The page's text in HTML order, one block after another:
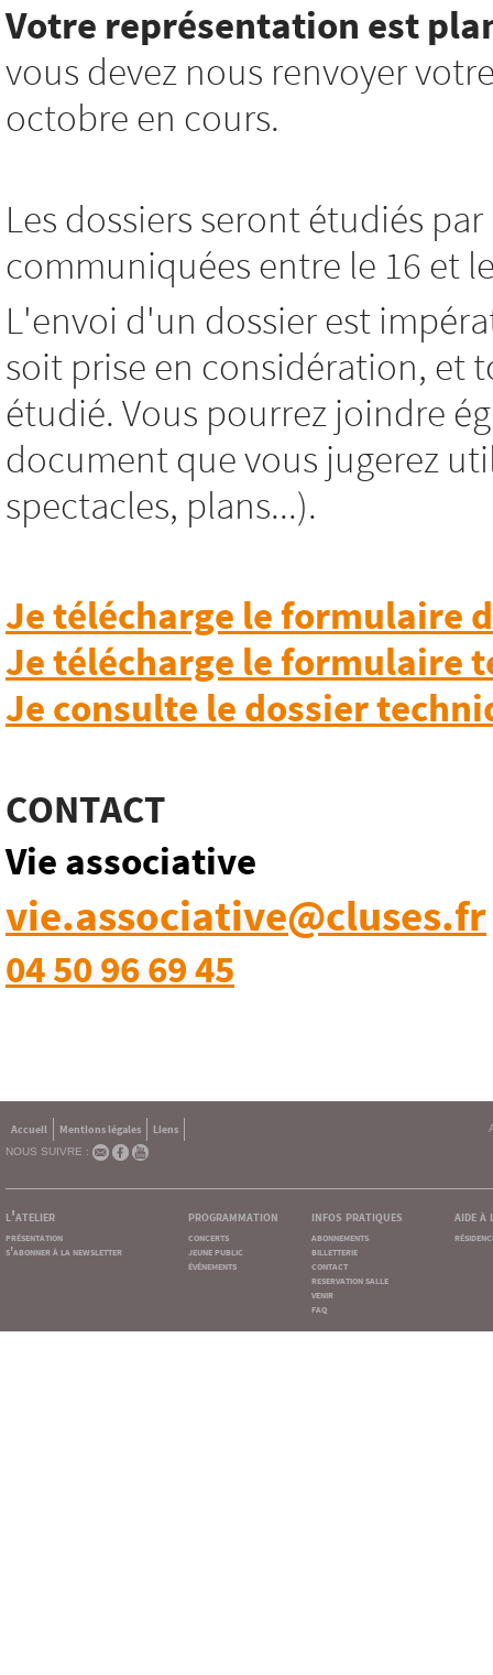
Votre représentation est
vous devez nous renvoyer
octobre en cours.
Les dossiers seront étudiés
communiquées entre le 16 et
L'envoi d'un dossier est
soit prise en considération, et
étudié. Vous pourrez joindre
document que vous jugerez
spectacles, plans...).
Je télécharge le formulaire
Je télécharge le formulaire
Je consulte le dossier
CONTACT
Vie associative
vie.associative@cluses.fr
04 50 96 69 45
Accueil Mentions légales
Liens
NOUS SUIVRE :
l'atelier
présentation
s'abonner à la newsletter
programmation
concerts
jeune public
événements
infos pratiques
abonnements
billetterie
contact
reservation salle
venir
faq
aide